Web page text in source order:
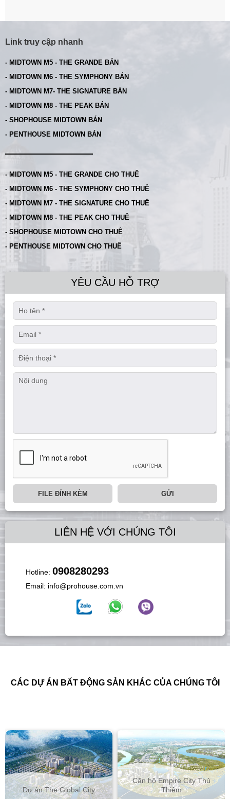
Link truy cập nhanh
- MIDTOWN M5 - THE GRANDE BÁN
- MIDTOWN M6 - THE SYMPHONY BÁN
- MIDTOWN M7- THE SIGNATURE BÁN
- MIDTOWN M8 - THE PEAK BÁN
- SHOPHOUSE MIDTOWN BÁN
- PENTHOUSE MIDTOWN BÁN
- MIDTOWN M5 - THE GRANDE CHO THUÊ
- MIDTOWN M6 - THE SYMPHONY CHO THUÊ
- MIDTOWN M7 - THE SIGNATURE CHO THUÊ
- MIDTOWN M8 - THE PEAK CHO THUÊ
- SHOPHOUSE MIDTOWN CHO THUÊ
- PENTHOUSE MIDTOWN CHO THUÊ
YÊU CẦU HỖ TRỢ
FILE ĐÍNH KÈM GỬI
LIÊN HỆ VỚI CHÚNG TÔI
Hotline: 0908280293
Email: info@prohouse.com.vn
CÁC DỰ ÁN BẤT ĐỘNG SẢN KHÁC CỦA CHÚNG TÔI
Dự án The Global City
Căn hộ Empire City Thủ
Thiêm